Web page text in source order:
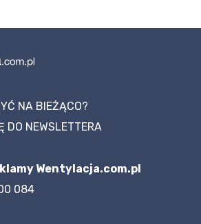
NA BIEŻĄCO?
DO NEWSLETTERA
Wentylacja.com.pl
084